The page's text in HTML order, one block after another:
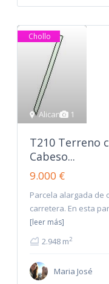
1
Alicante
Chollo
T210 Terreno
Cabeso...
9.000 €
Parcela alargada de
carretera. En esta
[leer más]
2.948 m2
Maria José